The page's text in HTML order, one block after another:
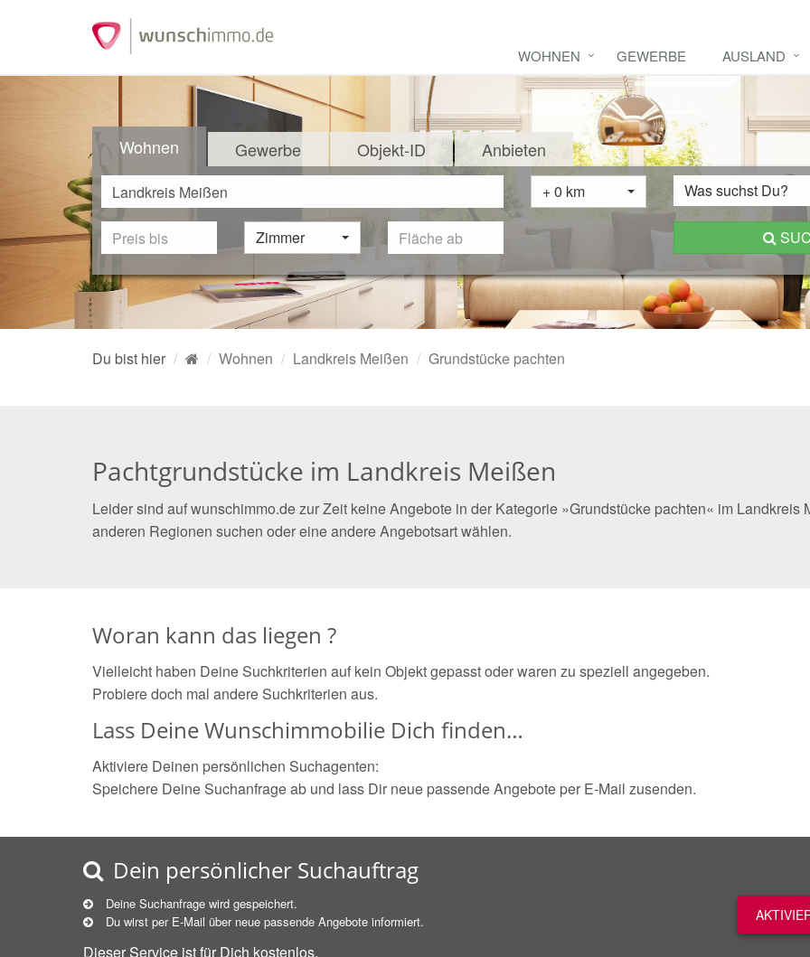
WOHNEN GEWERBE AUSLAND
Wohnen Gewerbe Objekt-ID Anbieten
+ 0 km Was suchst Du?
Zimmer
Du bist hier Wohnen Landkreis Meißen Grundstücke pachten
Pachtgrundstücke im Landkreis Meißen
Leider sind auf wunschimmo.de zur Zeit keine Angebote in der Kategorie »Grundstücke pachten« im
anderen Regionen suchen oder eine andere Angebotsart wählen.
Woran kann das liegen ?
Vielleicht haben Deine Suchkriterien auf kein Objekt gepasst oder waren zu speziell angegeben.
Probiere doch mal andere Suchkriterien aus.
Lass Deine Wunschimmobilie Dich finden…
Aktiviere Deinen persönlichen Suchagenten:
Speichere Deine Suchanfrage ab und lass Dir neue passende Angebote per E-Mail zusenden.
Dein persönlicher Suchauftrag
Deine Suchanfrage wird gespeichert.
Du wirst per E-Mail über neue passende Angebote informiert.
Dieser Service ist für Dich kostenlos.